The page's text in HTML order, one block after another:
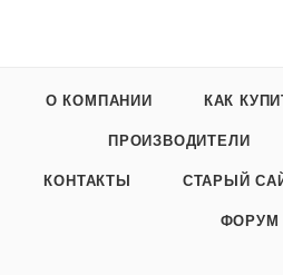
О КОМПАНИИ КАК
ПРОИЗВОДИТЕЛИ
КОНТАКТЫ СТАРЫЙ
ФОРУМ